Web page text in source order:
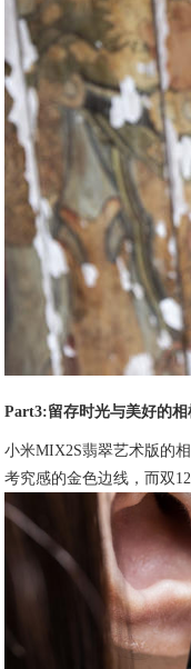
Part3:留存时光与美好的相
小米MIX2S翡翠艺术版的
考究感的金色边线，而双